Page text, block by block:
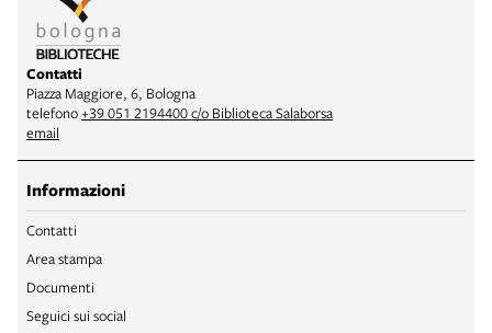
Contatti
Piazza Maggiore, 6, Bologna
telefono+39 051 2194400 c/o Biblioteca Salaborsa
email
Informazioni
Contatti
Area stampa
Documenti
Seguici sui social